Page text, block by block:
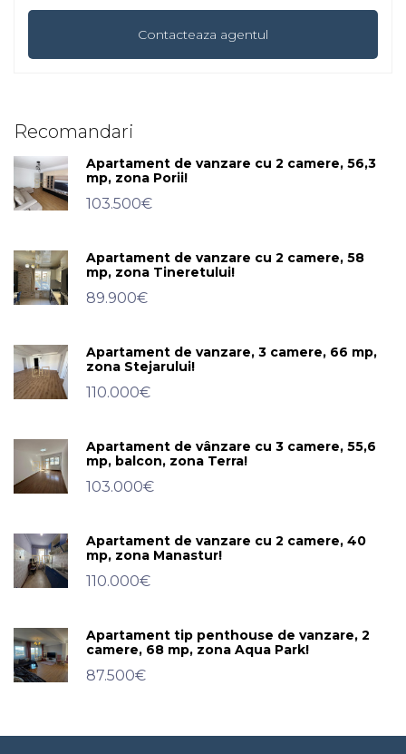
Recomandari
Apartament de vanzare cu 2 camere, 56,3
mp, zona Porii!
103.500€
Apartament de vanzare cu 2 camere, 58
mp, zona Tineretului!
89.900€
Apartament de vanzare, 3 camere, 66 mp,
zona Stejarului!
110.000€
Apartament de vânzare cu 3 camere, 55,6
mp, balcon, zona Terra!
103.000€
Apartament de vanzare cu 2 camere, 40
mp, zona Manastur!
110.000€
Apartament tip penthouse de vanzare, 2
camere, 68 mp, zona Aqua Park!
87.500€